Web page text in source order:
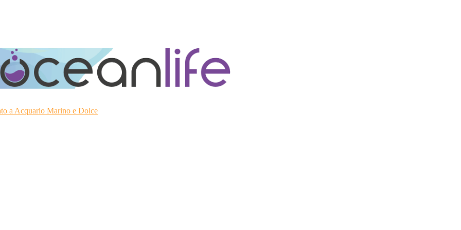
a Acquario Marino e Dolce